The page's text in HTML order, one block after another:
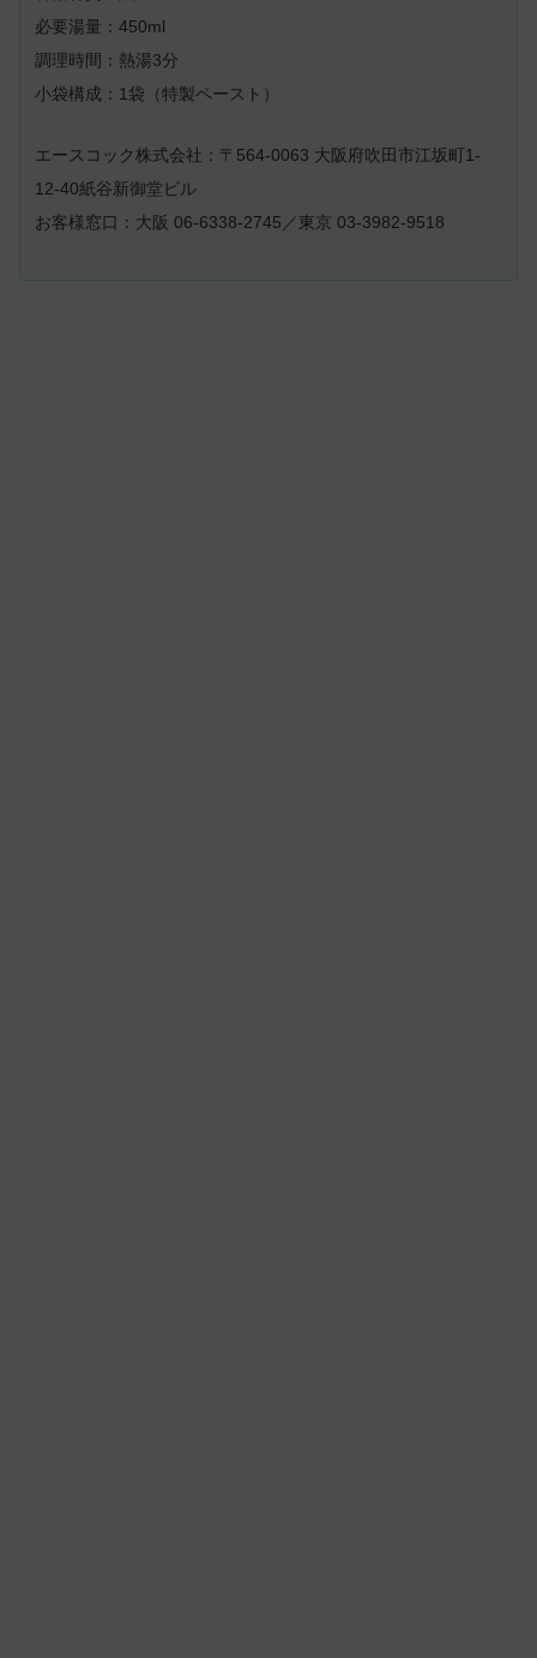
必要湯量：450ml
調理時間：熱湯3分
小袋構成：1袋（特製ペースト）
エースコック株式会社：〒564-0063 大阪府吹田市江坂町1-
12-40紙谷新御堂ビル
お客様窓口：大阪 06-6338-2745／東京 03-3982-9518